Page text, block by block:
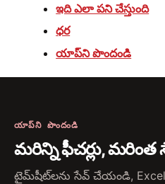
ఇది ఎలా పని చేస్తుంది
ధర
యాప్‌ని పొందండి
యాప్‌ని పొందండి
మరిన్ని ఫీచర్లు,
టైమ్‌షీట్‌లను సేవ్ చేయండి,